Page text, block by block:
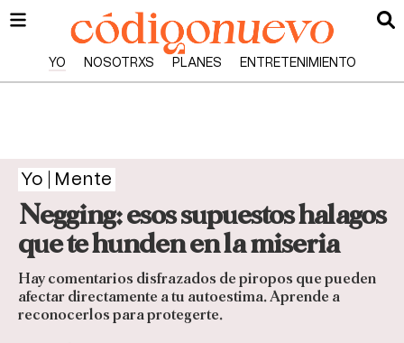
YO NOSOTRXS PLANES ENTRETENIMIENTO
Yo Mente
Negging: esos supuestos halagos
que te hunden en la miseria
Hay comentarios disfrazados de piropos que pueden
afectar directamente a tu autoestima. Aprende a
reconocerlos para protegerte.